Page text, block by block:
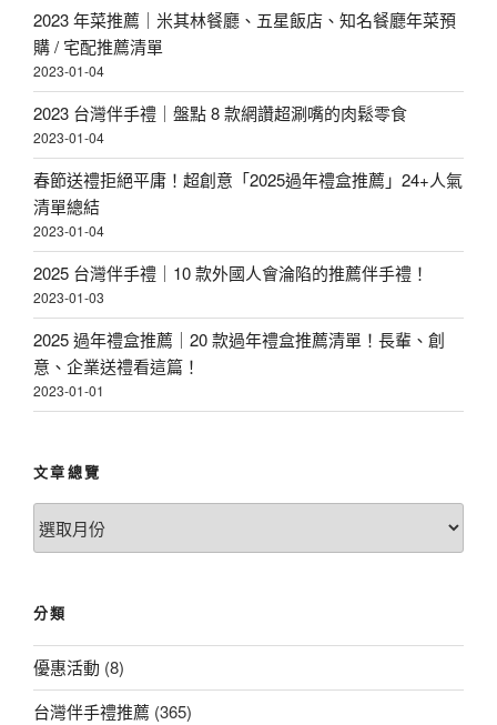
2023 年菜推薦｜米其林餐廳、五星飯店、知名餐廳年菜預
購 / 宅配推薦清單
2023-01-04
2023 台灣伴手禮｜盤點 8 款網讚超涮嘴的肉鬆零食
2023-01-04
春節送禮拒絕平庸！超創意「2025過年禮盒推薦」24+人氣
清單總結
2023-01-04
2025 台灣伴手禮｜10 款外國人會淪陷的推薦伴手禮！
2023-01-03
2025 過年禮盒推薦｜20 款過年禮盒推薦清單！長輩、創
意、企業送禮看這篇！
2023-01-01
文章總覽
文
章
分類
優惠活動 (8)
台灣伴手禮推薦 (365)